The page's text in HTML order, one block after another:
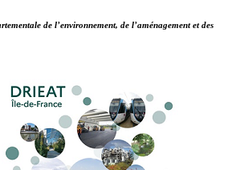
de l’environnement, de l’aménagement et des